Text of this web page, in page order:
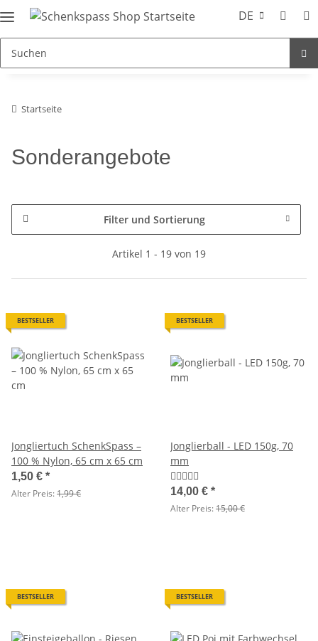
DE
Startseite
Sonderangebote
Filter und Sortierung
Artikel 1 - 19 von 19
BESTSELLER
Jongliertuch SchenkSpass –
100 % Nylon, 65 cm x 65 cm
1,50 € *
Alter Preis:1,99 €
BESTSELLER
Jonglierball - LED 150g, 70
mm
14,00 € *
Alter Preis:15,00 €
BESTSELLER BESTSELLER